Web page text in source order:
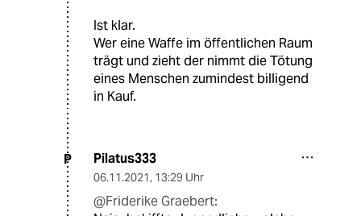
Ist klar.
Wer eine Waffe im öffentlichen Raum
trägt und zieht der nimmt die Tötung
eines Menschen zumindest billigend
in Kauf.
P Pilatus333
06.11.2021, 13:29 Uhr
@Friderike Graebert: